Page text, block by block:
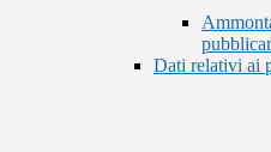
Dati relativi ai